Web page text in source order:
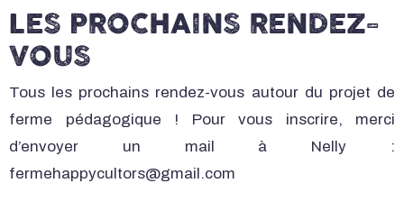
LES PROCHAINS RENDEZ-
VOUS
Tous les prochains rendez-vous autour du projet de
ferme pédagogique ! Pour vous inscrire, merci
d’envoyer un mail à Nelly :
fermehappycultors@gmail.com